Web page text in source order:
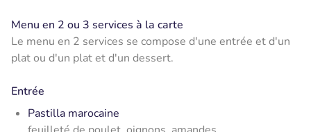
Menu en 2 ou 3 services à la carte
Le menu en 2 services se compose d'une entrée et d'un
plat ou d'un plat et d'un dessert.
Entrée
Pastilla marocaine